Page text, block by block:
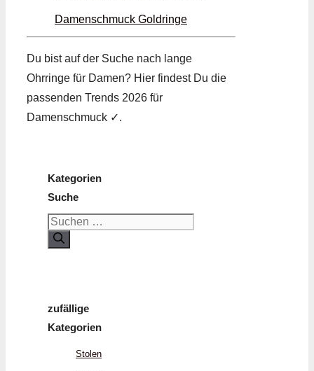
Damenschmuck Gold­ringe
Du bist auf der Suche nach lange
Ohrringe für Damen? Hier findest Du die
passenden Trends 2026 für
Damenschmuck ✓.
Kategorien
Suche
Suchen
nach:
zufällige
Kategorien
Stolen